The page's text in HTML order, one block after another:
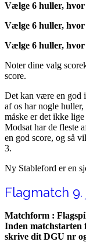
Vælge 6 huller, hvor
Vælge 6 huller, hvor
Vælge 6 huller, hvor
Noter dine valg
score.
Det kan være en god
af os har nogle
måske er det ikke
Modsat har de fleste
en god score, og så
3.
Ny Stableford er en
Flagmatch 9.
Matchform :
Inden matchstarten
skrive dit DGU nr